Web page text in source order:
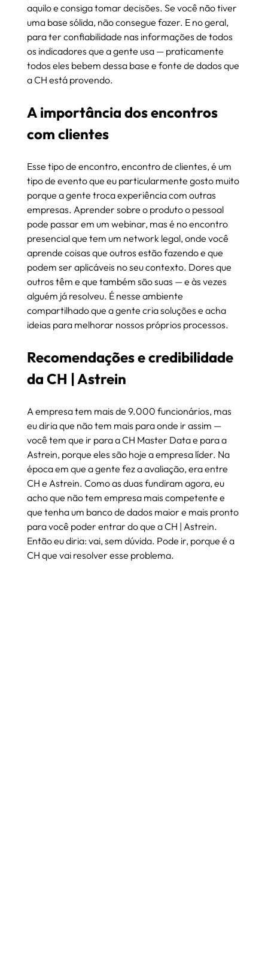
aquilo e consiga tomar decisões. Se você não tiver
uma base sólida, não consegue fazer. E no geral,
para ter confiabilidade nas informações de todos
os indicadores que a gente usa — praticamente
todos eles bebem dessa base e fonte de dados que
a CH está provendo.
A importância dos encontros
com clientes
Esse tipo de encontro, encontro de clientes, é um
tipo de evento que eu particularmente gosto muito
porque a gente troca experiência com outras
empresas. Aprender sobre o produto o pessoal
pode passar em um webinar, mas é no encontro
presencial que tem um network legal, onde você
aprende coisas que outros estão fazendo e que
podem ser aplicáveis no seu contexto. Dores que
outros têm e que também são suas — e às vezes
alguém já resolveu. É nesse ambiente
compartilhado que a gente cria soluções e acha
ideias para melhorar nossos próprios processos.
Recomendações e credibilidade
da CH | Astrein
A empresa tem mais de 9.000 funcionários, mas
eu diria que não tem mais para onde ir assim —
você tem que ir para a CH Master Data e para a
Astrein, porque eles são hoje a empresa líder. Na
época em que a gente fez a avaliação, era entre
CH e Astrein. Como as duas fundiram agora, eu
acho que não tem empresa mais competente e
que tenha um banco de dados maior e mais pronto
para você poder entrar do que a CH | Astrein.
Então eu diria: vai, sem dúvida. Pode ir, porque é a
CH que vai resolver esse problema.